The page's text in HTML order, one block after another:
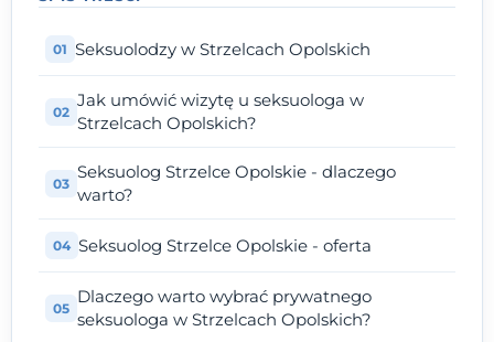
Seksuolodzy w Strzelcach Opolskich
Jak umówić wizytę u seksuologa w
Strzelcach Opolskich?
Seksuolog Strzelce Opolskie - dlaczego
warto?
Seksuolog Strzelce Opolskie - oferta
Dlaczego warto wybrać prywatnego
seksuologa w Strzelcach Opolskich?